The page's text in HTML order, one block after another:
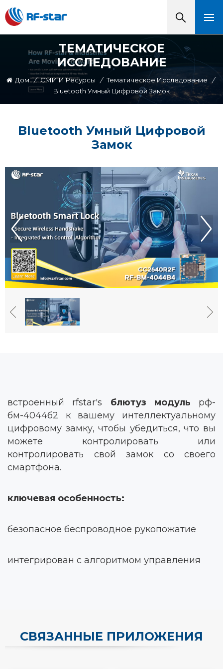
ТЕМАТИЧЕСКОЕ
ИССЛЕДОВАНИЕ
Дом / СМИ И Ресурсы / Тематическое Исследование
/
Bluetooth Умный Цифровой Замок
Bluetooth Умный Цифровой
Замок
встроенный rfstar's блютуз модуль рф-
бм-4044б2 к вашему интеллектуальному
цифровому замку, чтобы убедиться, что вы
можете контролировать или
контролировать свой замок со своего
смартфона.
ключевая особенность:
безопасное беспроводное рукопожатие
интегрирован с алгоритмом управления
СВЯЗАННЫЕ ПРИЛОЖЕНИЯ